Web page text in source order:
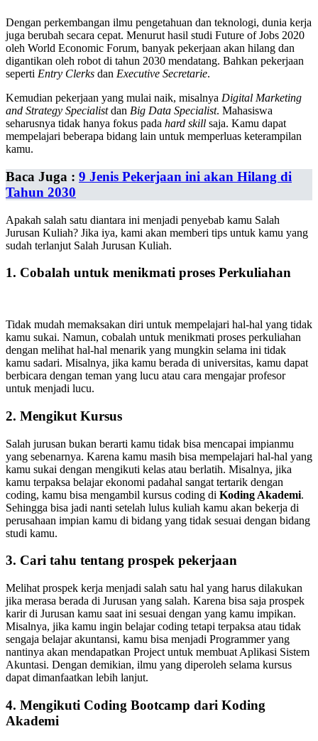
Dengan perkembangan ilmu pengetahuan dan teknologi, dunia kerja
juga berubah secara cepat. Menurut hasil studi Future of Jobs 2020
oleh World Economic Forum, banyak pekerjaan akan hilang dan
digantikan oleh robot di tahun 2030 mendatang. Bahkan pekerjaan
seperti Entry Clerks dan Executive Secretarie.
Kemudian pekerjaan yang mulai naik, misalnya Digital Marketing
and Strategy Specialistdan Big Data Specialist. Mahasiswa
seharusnya tidak hanya fokus pada hard skill saja. Kamu dapat
mempelajari beberapa bidang lain untuk memperluas keterampilan
kamu.
Baca Juga : 9 Jenis Pekerjaan ini akan Hilang di
Tahun 2030
Apakah salah satu diantara ini menjadi penyebab kamu Salah
Jurusan Kuliah? Jika iya, kami akan memberi tips untuk kamu yang
sudah terlanjut Salah Jurusan Kuliah.
1. Cobalah untuk menikmati proses Perkuliahan
Tidak mudah memaksakan diri untuk mempelajari hal-hal yang tidak
kamu sukai. Namun, cobalah untuk menikmati proses perkuliahan
dengan melihat hal-hal menarik yang mungkin selama ini tidak
kamu sadari. Misalnya, jika kamu berada di universitas, kamu dapat
berbicara dengan teman yang lucu atau cara mengajar profesor
untuk menjadi lucu.
2. Mengikut Kursus
Salah jurusan bukan berarti kamu tidak bisa mencapai impianmu
yang sebenarnya. Karena kamu masih bisa mempelajari hal-hal yang
kamu sukai dengan mengikuti kelas atau berlatih. Misalnya, jika
kamu terpaksa belajar ekonomi padahal sangat tertarik dengan
coding, kamu bisa mengambil kursus coding di Koding Akademi.
Sehingga bisa jadi nanti setelah lulus kuliah kamu akan bekerja di
perusahaan impian kamu di bidang yang tidak sesuai dengan bidang
studi kamu.
3. Cari tahu tentang prospek pekerjaan
Melihat prospek kerja menjadi salah satu hal yang harus dilakukan
jika merasa berada di Jurusan yang salah. Karena bisa saja prospek
karir di Jurusan kamu saat ini sesuai dengan yang kamu impikan.
Misalnya, jika kamu ingin belajar coding tetapi terpaksa atau tidak
sengaja belajar akuntansi, kamu bisa menjadi Programmer yang
nantinya akan mendapatkan Project untuk membuat Aplikasi Sistem
Akuntasi. Dengan demikian, ilmu yang diperoleh selama kursus
dapat dimanfaatkan lebih lanjut.
4. Mengikuti Coding Bootcamp dari Koding
Akademi